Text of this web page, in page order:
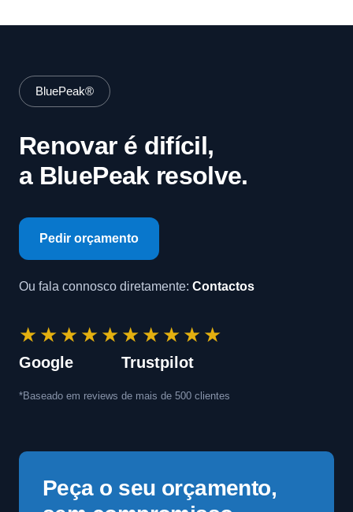
BluePeak®
Renovar é difícil,
a BluePeak resolve.
Pedir orçamento
Ou fala connosco diretamente: Contactos
★★★★★
Google
★★★★★
Trustpilot
*Baseado em reviews de mais de 500 clientes
Peça o seu orçamento,